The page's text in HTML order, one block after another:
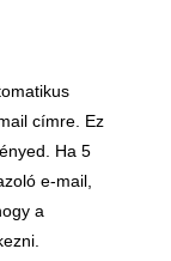
címre. Ez
Ha 5
e-mail,
a